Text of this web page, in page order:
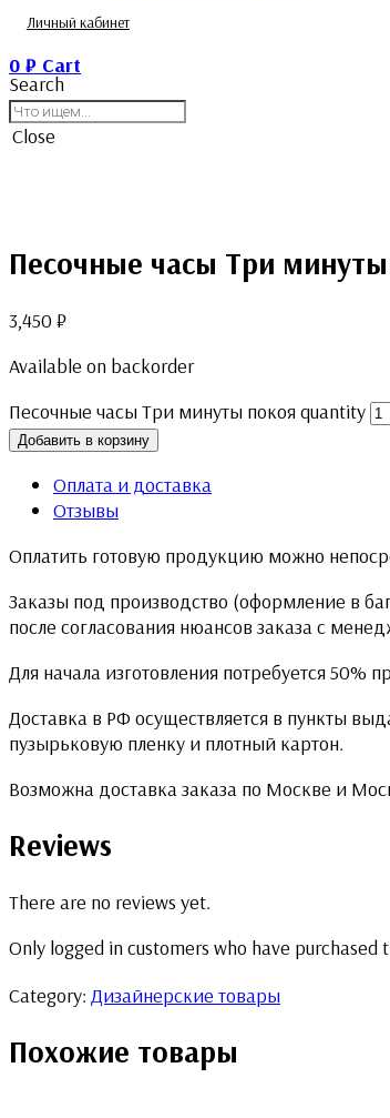
Личный кабинет
0 ₽ Cart
Search
Close
Песочные часы Три
3,450 ₽
Available on backorder
Песочные часы Три минуты покоя quantity
Добавить в корзину
Оплата и доставка
Отзывы
Оплатить готовую продукцию можно
Заказы под производство (оформление в
после согласования нюансов заказа с
Для начала изготовления потребуется 50%
Доставка в РФ осуществляется в пункты
пузырьковую пленку и плотный картон.
Возможна доставка заказа по Москве и
Reviews
There are no reviews yet.
Only logged in customers who have purchased
Category: Дизайнерские товары
Похожие товары